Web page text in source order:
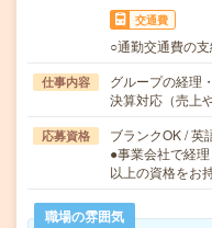
交通費
○通勤交通費の
仕事内容
グループの経理
決算対応（売上
応募資格
ブランクOK / 英
●事業会社で経
以上の資格をお
職場の雰囲気